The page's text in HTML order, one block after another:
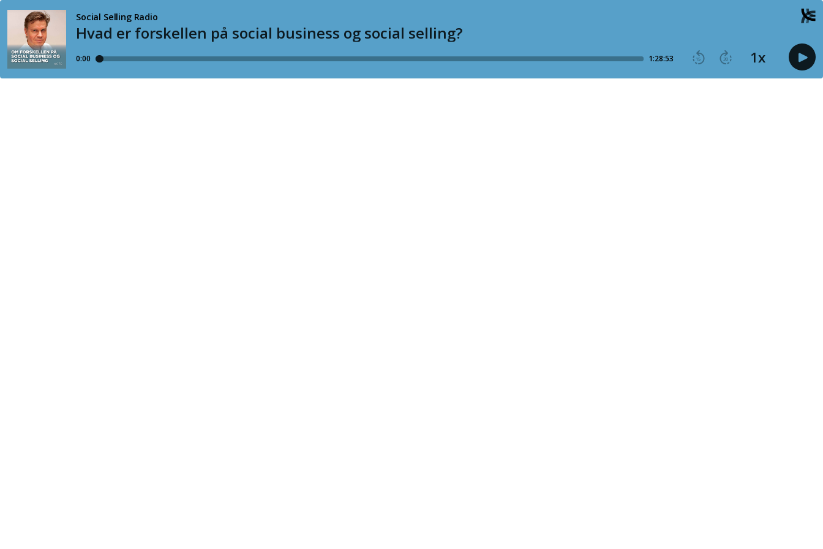
Hvad er forskellen på social business og social selling?
Social Selling Radio
0:00 1:28:53 15 30 1x